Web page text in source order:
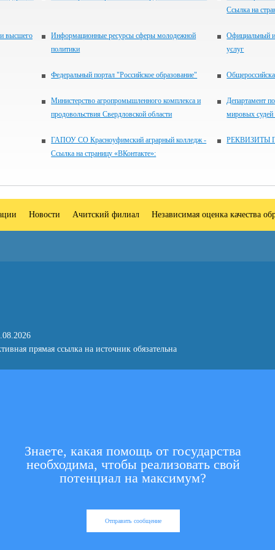
Ссылка на
высшего
Информационные ресурсы сферы молодежной
политики
Официальный
услуг
Федеральный портал "Российское образование"
Министерство агропромышленного комплекса и
продовольствия Свердловской области
Департамент
мировых судей
ГАПОУ СО Красноуфимский аграрный колледж -
Ссылка на страницу «ВКонтакте»:
РЕКВИЗИТЫ
Новости Ачитский филиал Независимая оценка качества
прямая ссылка на источник обязательна
Знаете, какая помощь от государства
необходима, чтобы реализовать свой
потенциал на максимум?
Отправить сообщение